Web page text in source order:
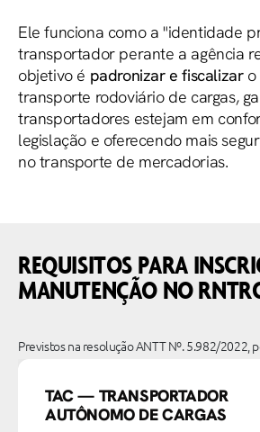
Ele funciona como a "identidade
transportador perante a agência
objetivo é padronizar e fiscalizaro
transporte rodoviário de cargas,
transportadores estejam em
legislação e oferecendo mais
no transporte de mercadorias.
REQUISITOS PARA
MANUTENÇÃO NO
Previstos na resolução ANTT Nº. 5.982/2022,
TAC — TRANSPORTADOR
AUTÔNOMO DE CARGAS